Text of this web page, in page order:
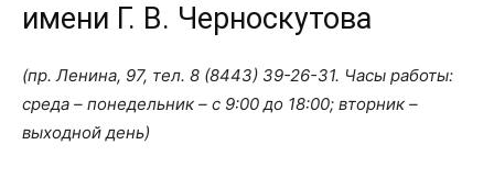
имени Г. В. Черноскутова
(пр. Ленина, 97, тел. 8 (8443) 39-26-31. Часы работы:
среда – понедельник – с 9:00 до 18:00; вторник –
выходной день)